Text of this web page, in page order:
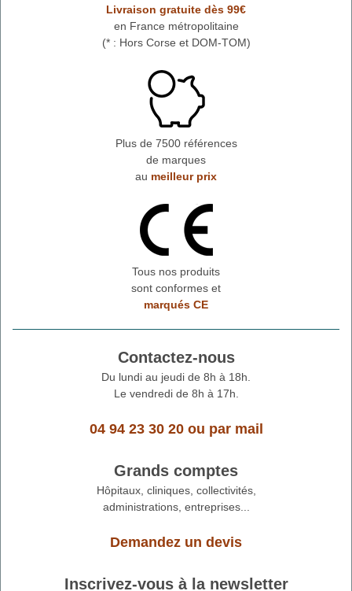
Livraison gratuite dès 99€
en France métropolitaine
(* : Hors Corse et DOM-TOM)
Plus de 7500 références
de marques
au meilleur prix
Tous nos produits
sont conformes et
marqués CE
Contactez-nous
Du lundi au jeudi de 8h à 18h.
Le vendredi de 8h à 17h.
04 94 23 30 20ou par mail
Grands comptes
Hôpitaux, cliniques, collectivités,
administrations, entreprises...
Demandez un devis
Inscrivez-vous à la newsletter